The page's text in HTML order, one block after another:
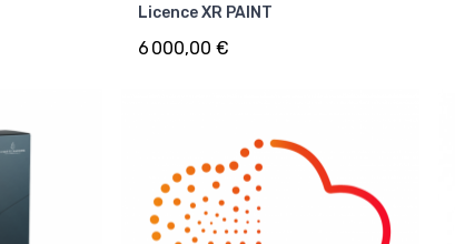
Licence XR PAINT
6 000,00 €